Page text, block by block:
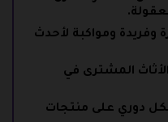
وفريدة ومواكبة لأحدث
المشترى في
دوري على منتجات